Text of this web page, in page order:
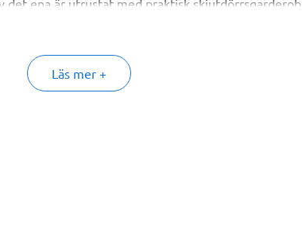
har en öppen planlösning mot vardagsrummet, vilket
perfekt för både vardag och umgänge. Härifrån nås
Läs mer +